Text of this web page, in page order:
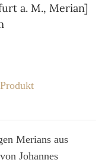
a. M., Merian]
Merians aus
Johannes